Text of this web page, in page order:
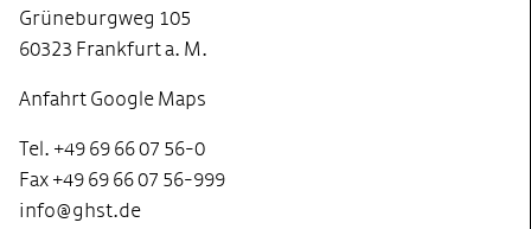
Grüneburgweg 105
60323 Frankfurt a. M.
Anfahrt Google Maps
Tel. +49 69 66 07 56-0
Fax +49 69 66 07 56-999
info@ghst.de